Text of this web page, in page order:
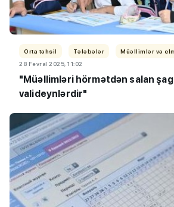
Orta təhsil Tələbələr
Müəllimlər və
28 Fevral 2025, 11:02
"Müəllimləri hörmətdən salan
valideynlərdir"